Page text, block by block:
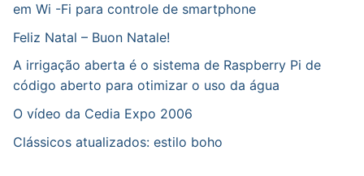
em Wi -Fi para controle de smartphone
Feliz Natal – Buon Natale!
A irrigação aberta é o sistema de Raspberry Pi de
código aberto para otimizar o uso da água
O vídeo da Cedia Expo 2006
Clássicos atualizados: estilo boho